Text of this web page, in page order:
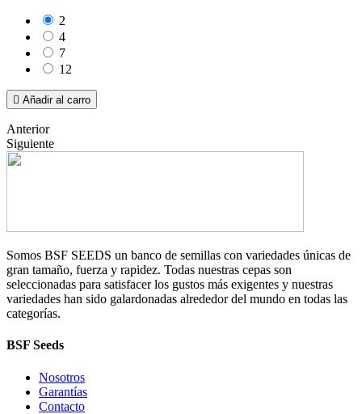
2
4
7
12
 Añadir al carro
Anterior
Siguiente
Somos BSF SEEDS un banco de semillas con variedades únicas de
gran tamaño, fuerza y rapidez. Todas nuestras cepas son
seleccionadas para satisfacer los gustos más exigentes y nuestras
variedades han sido galardonadas alrededor del mundo en todas las
categorías.
BSF Seeds
Nosotros
Garantías
Contacto